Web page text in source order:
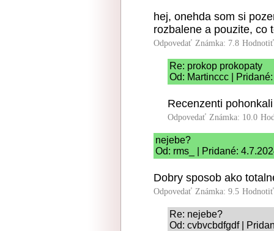
hej, onehda som si
rozbalene a pouzite, co
Odpovedať Známka: 7.8
Re: prokop prokopaty
Od: Martinccc |
Recenzenti
Odpovedať Známka: 10.0
nejebe?
Od: rms_ | Pridané:
Dobry sposob ako
Odpovedať Známka: 9.5
Re: nejebe?
Od: cvbvcbdfgdf |